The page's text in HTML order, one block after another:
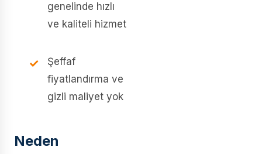
genelinde hızlı
ve kaliteli hizmet
Şeffaf
fiyatlandırma ve
gizli maliyet yok
Neden